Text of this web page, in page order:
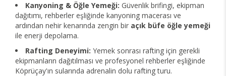
Kanyoning & Öğle Yemeği: Güvenlik brifingi, ekipman
dağıtımı, rehberler eşliğinde kanyoning macerası ve
ardından nehir kenarında zengin bir açık büfe öğle yemeği
ile enerji depolama.
Rafting Deneyimi: Yemek sonrası rafting için gerekli
ekipmanların dağıtılması ve profesyonel rehberler eşliğinde
Köprüçay'ın sularında adrenalin dolu rafting turu.